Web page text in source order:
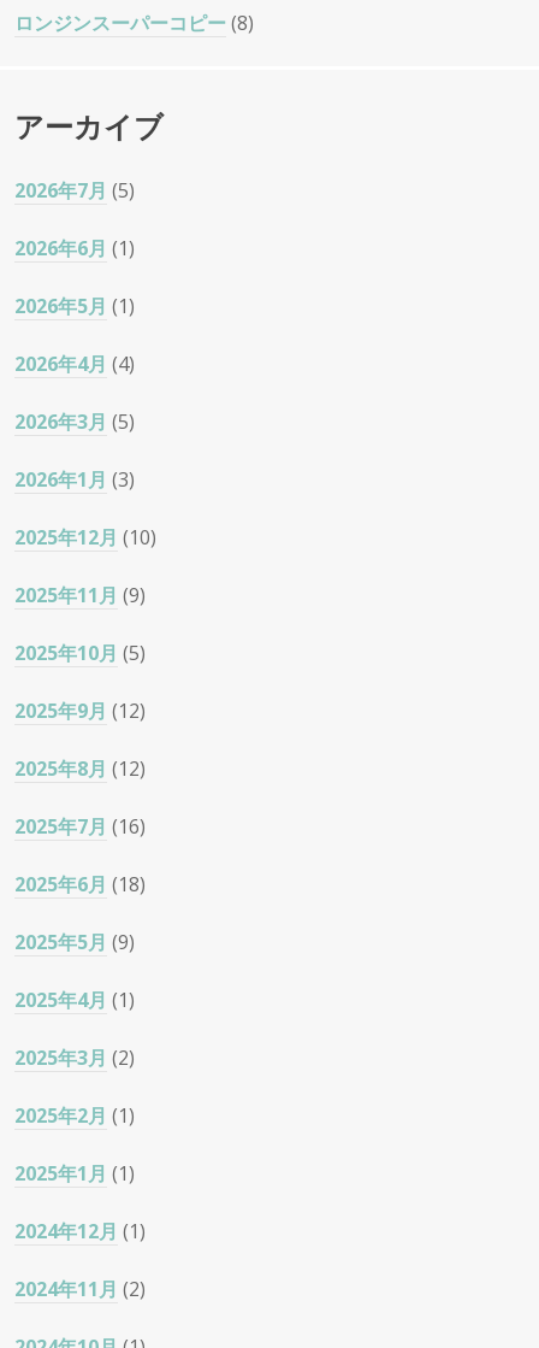
ロンジンスーパーコピー(8)
アーカイブ
2026年7月 (5)
2026年6月 (1)
2026年5月 (1)
2026年4月 (4)
2026年3月 (5)
2026年1月 (3)
2025年12月 (10)
2025年11月 (9)
2025年10月 (5)
2025年9月 (12)
2025年8月 (12)
2025年7月 (16)
2025年6月 (18)
2025年5月 (9)
2025年4月 (1)
2025年3月 (2)
2025年2月 (1)
2025年1月 (1)
2024年12月 (1)
2024年11月 (2)